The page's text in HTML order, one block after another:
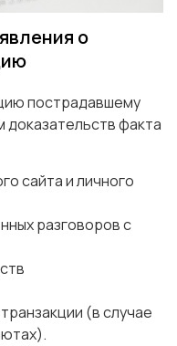
о
пострадавшему
доказательств факта
сайта и личного
разговоров с
(в случае